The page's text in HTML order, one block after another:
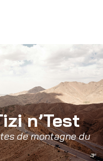
n’Test
de montagne du